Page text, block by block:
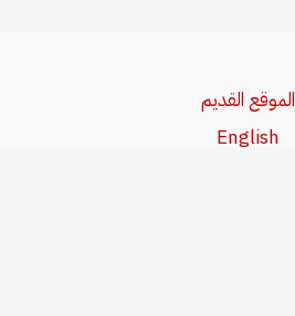
الموقع القديم
English